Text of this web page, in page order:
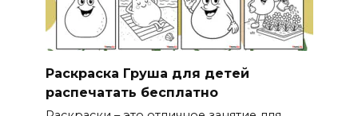
Раскраска Груша для детей
распечатать бесплатно